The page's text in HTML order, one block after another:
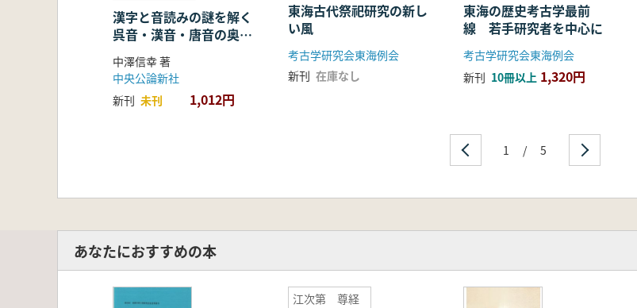
漢字と音読みの謎を解く
呉音・漢音・唐音の奥深
い世界
中澤信幸 著
中央公論新社
新刊 未刊 1,012円
東海古代祭祀研究の新し
い風
考古学研究会東海例会
新刊 在庫なし
東海の歴史考古学最前
線 若手研究者を中心に
考古学研究会東海例会
新刊 10冊以上 1,320円
1 / 5
あなたにおすすめの本
江次第 尊経